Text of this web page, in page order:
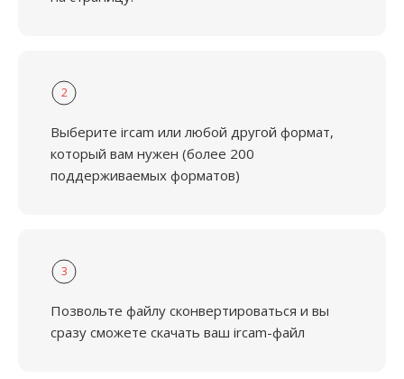
2
Выберите ircam или любой другой формат,
который вам нужен (более 200
поддерживаемых форматов)
3
Позвольте файлу сконвертироваться и вы
сразу сможете скачать ваш ircam-файл